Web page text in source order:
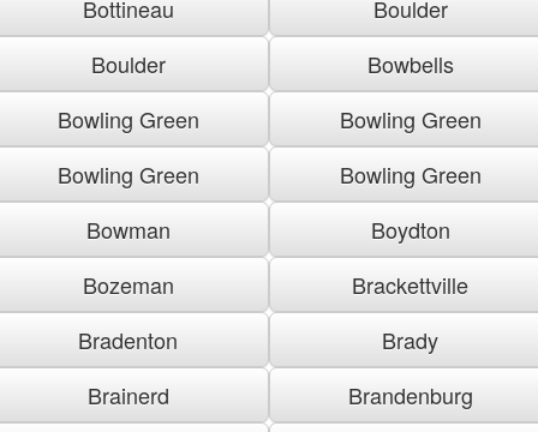
Bottineau
Boulder
Boulder
Bowbells
Bowling Green
Bowling Green
Bowling Green
Bowling Green
Bowman
Boydton
Bozeman
Brackettville
Bradenton
Brady
Brainerd
Brandenburg